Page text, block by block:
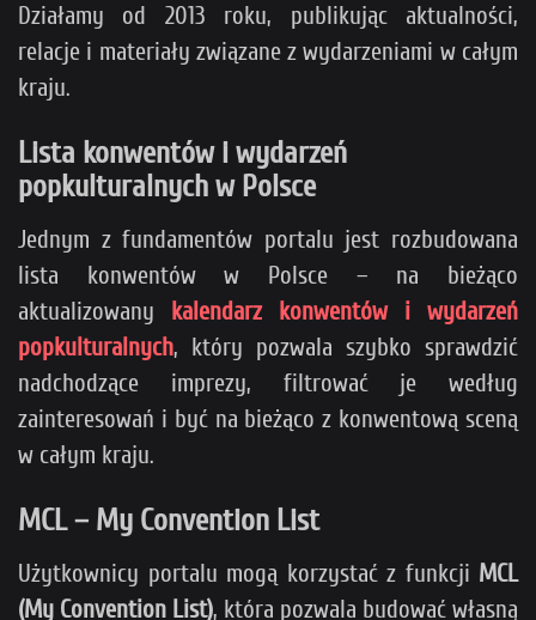
Działamy od 2013 roku, publikując aktualności,
relacje i materiały związane z wydarzeniami w całym
kraju.
Lista konwentów i wydarzeń
popkulturalnych w Polsce
Jednym z fundamentów portalu jest rozbudowana
lista konwentów w Polsce – na bieżąco
aktualizowany kalendarz konwentów i wydarzeń
popkulturalnych, który pozwala szybko sprawdzić
nadchodzące imprezy, filtrować je według
zainteresowań i być na bieżąco z konwentową sceną
w całym kraju.
MCL – My Convention List
Użytkownicy portalu mogą korzystać z funkcji MCL
(My Convention List), która pozwala budować własną